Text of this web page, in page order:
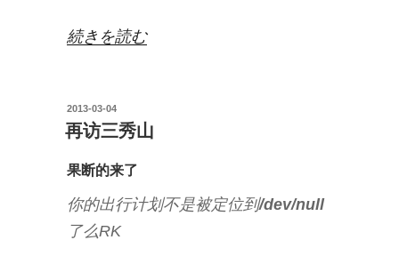
会
趣”
の
“厦
消
早
读,
学
生
続きを読む
投
稿
日:
2013-03-04
再访三秀山
果断的来了
你的出行计划不是被定位到/dev/null
了么RK